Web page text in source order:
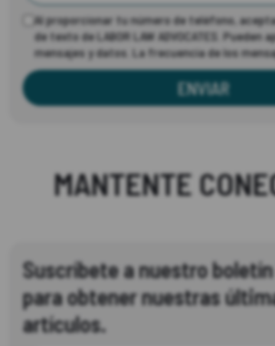
Al proporcionar tu número de teléfono,
de texto de LABOR LAW ADVOCATES.
mensajes y datos. La frecuencia de los
ENVIAR
MANTENTE
Suscríbete a nuestro
para obtener nuestras
artículos.